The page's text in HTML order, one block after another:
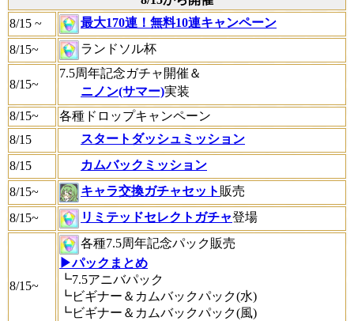
8/15 ~
最大170連！無料10連キャンペーン
8/15~
ランドソル杯
8/15~
7.5周年記念ガチャ開催＆
ニノン(サマー)実装
8/15~
各種ドロップキャンペーン
8/15
スタートダッシュミッション
8/15
カムバックミッション
8/15~
キャラ交換ガチャセット 販売
8/15~
リミテッドセレクトガチャ登場
8/15~
各種7.5周年記念パック販売
▶パックまとめ
┗7.5アニバパック
┗ビギナー＆カムバックパック(水)
┗ビギナー＆カムバックパック(風)